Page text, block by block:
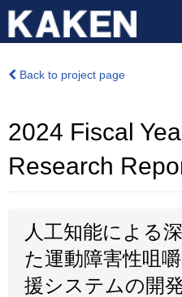
Back to project page
2024 Fiscal
Research
人工知能による
た運動障害性咀
援システムの開